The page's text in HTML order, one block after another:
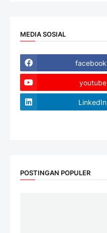
MEDIA SOSIAL
facebook
youtube
LinkedIn
POSTINGAN POPULER